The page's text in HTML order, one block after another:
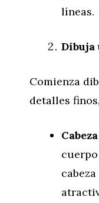
líneas.
Dibuja
Comienza
detalles